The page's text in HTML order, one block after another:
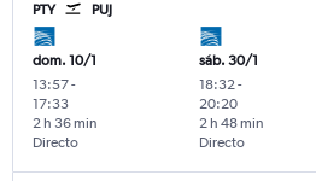
PTY PUJ
dom. 10/1
13:57-
17:33
Directo
2 h 36 min
sáb. 30/1
18:32-
20:20
Directo
2 h 48 min